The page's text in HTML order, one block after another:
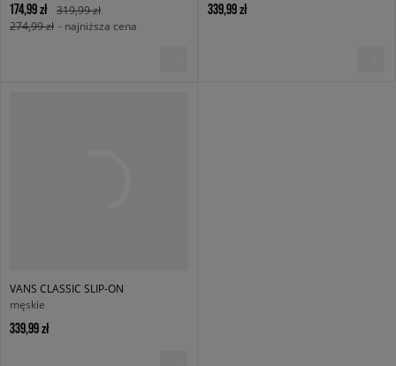
174,99 zł
319,99 zł
274,99 zł - najniższa cena
339,99 zł
VANS CLASSIC SLIP-ON
męskie
339,99 zł